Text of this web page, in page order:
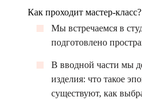
Как проходит мастер-класс?
Мы встречаемся в
подготовлено
В вводной части мы
изделия: что такое
существуют, как